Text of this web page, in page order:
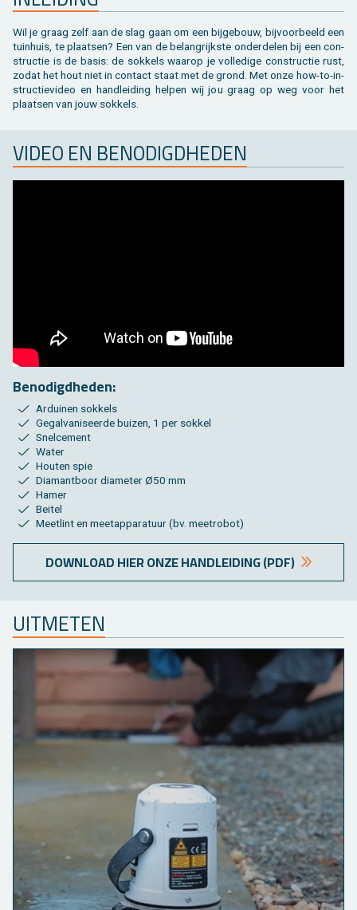
Wil je graag zelf aan de slag gaan om een bij­ge­bouw, bij­voor­beeld een
tuin­huis, te plaat­sen? Een van de be­lang­rijk­ste on­der­de­len bij een con­
struc­tie is de basis: de sok­kels waar­op je vol­le­di­ge con­struc­tie rust,
zodat het hout niet in con­tact staat met de grond. Met onze how-to-in­
struc­tie­vi­deo en hand­lei­ding hel­pen wij jou graag op weg voor het
plaat­sen van jouw sok­kels.
VIDEO EN BE­NO­DIGD­HE­DEN
Be­no­digd­he­den:
Ar­dui­nen sok­kels
Ge­gal­va­ni­seer­de bui­zen, 1 per sok­kel
Snel­ce­ment
Water
Hou­ten spie
Dia­mant­boor dia­me­ter Ø50 mm
Hamer
Bei­tel
Meet­lint en meet­ap­pa­ra­tuur (bv. meetro­bot)
DOWN­LOAD HIER ONZE HAND­LEI­DING (PDF)
UIT­ME­TEN
Toebehoren tegels / bestrating
Bekijk alles van terras
Vierkante palen
Gleufpalen
Toebehoren
Bekijk alles van bijgebouw
Toebehoren
Bekijk alles van constructie
Speeltuigen
Dierenverblijf
Onderhoudsproducten
Bekijk alles van tuininrichting